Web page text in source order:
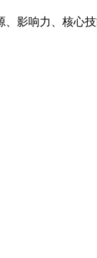
影响力、核心